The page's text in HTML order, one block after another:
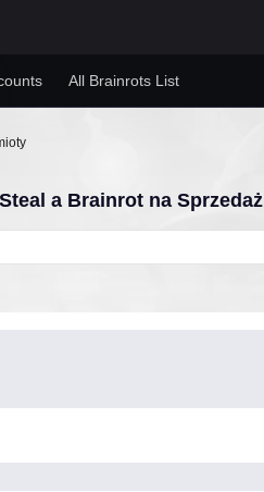
All Brainrots List
a Brainrot na Sprzedaż